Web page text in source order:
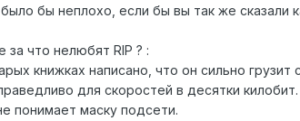
бы неплохо, если бы вы так же
за что нелюбят RIP ? :
книжках написано, что он сильно грузит
для скоростей в десятки
понимает маску подсети.